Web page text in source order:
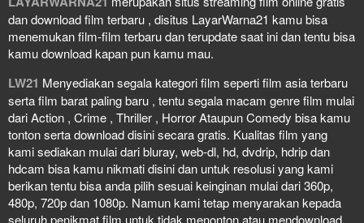
dan download film terbaru , disitus LayarWarna21 kamu bisa
menemukan film-film terbaru dan terupdate saat ini dan tentu bisa
kamu download kapan pun kamu mau.
LW21 Menyediakan segala kategori film seperti film asia terbaru
serta film barat paling baru , tentu segala macam genre film mulai
dari Action , Crime , Thriller , Horror Ataupun Comedy bisa kamu
tonton serta download disini secara gratis. Kualitas film yang
kami sediakan mulai dari bluray, web-dl, hd, dvdrip, hdrip dan
hdcam bisa kamu nikmati disini dan untuk resolusi yang kami
berikan tentu bisa anda pilih sesuai keinginan mulai dari 360p,
480p, 720p dan 1080p. Namun kami tetap menyarakan kepada
seluruh penikmat film untuk tidak menonton atau mendownload